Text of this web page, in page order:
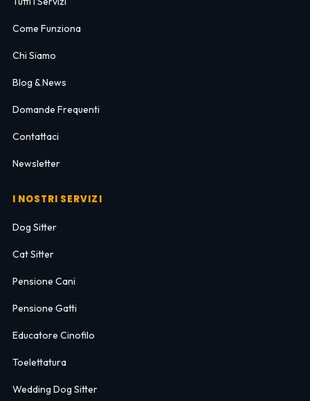
Come Funziona
Chi Siamo
Blog & News
Domande Frequenti
Contattaci
Newsletter
I NOSTRI SERVIZI
Dog Sitter
Cat Sitter
Pensione Cani
Pensione Gatti
Educatore Cinofilo
Toelettatura
Wedding Dog Sitter